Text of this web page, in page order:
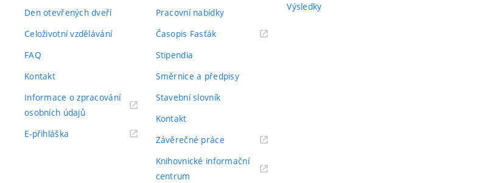
Den otevřených dveří
Celoživotní vzdělávání
FAQ
Kontakt
Informace o zpracování
osobních údajů(externí
E-přihláška
Pracovní nabídky
Časopis Fasťák(externí
Stipendia
Směrnice a předpisy
Stavební slovník
Kontakt
Závěrečné práce(externí
Knihovnické informační
centrum
Výsledky